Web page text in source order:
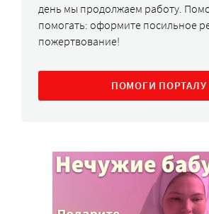
день мы продолжаем работу.
помогать: оформите посильное
пожертвование!
ПОМОГИ ПОРТАЛУ